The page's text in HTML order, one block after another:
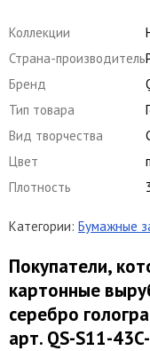
Коллекции
Страна-производитель
Бренд
Тип товара
Вид творчества
Цвет
Плотность
Категории: Бумажные
Покупатели,
картонные
серебро
арт. QS-S11-